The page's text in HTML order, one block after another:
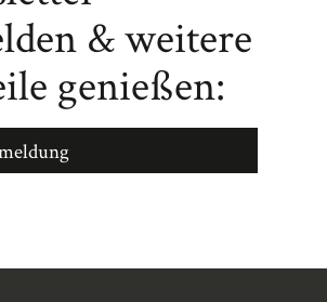
& weitere
genießen: